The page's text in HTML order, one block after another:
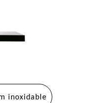
inoxidable